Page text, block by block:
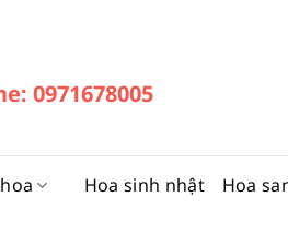
0971678005
Hoa sinh nhật Hoa